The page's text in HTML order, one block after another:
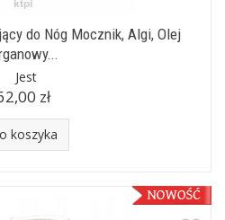
do Nóg Mocznik, Algi, Olej
Jest
zł
koszyka